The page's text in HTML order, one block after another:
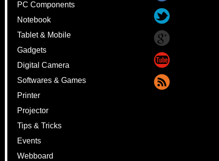
PC Components
Notebook
Tablet & Mobile
Gadgets
Digital Camera
Softwares & Games
Printer
Projector
Tips & Tricks
Events
Webboard